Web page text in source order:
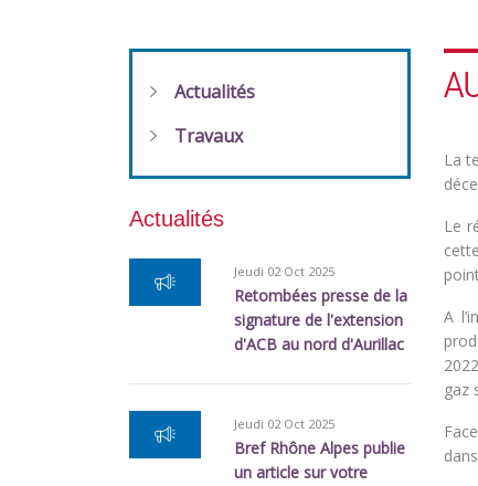
Actualités
Travaux
Actualités
Jeudi 02 Oct 2025
Retombées presse de la
signature de l'extension
d'ACB au nord d'Aurillac
Jeudi 02 Oct 2025
Bref Rhône Alpes publie
un article sur votre
La
Le
A
gaz